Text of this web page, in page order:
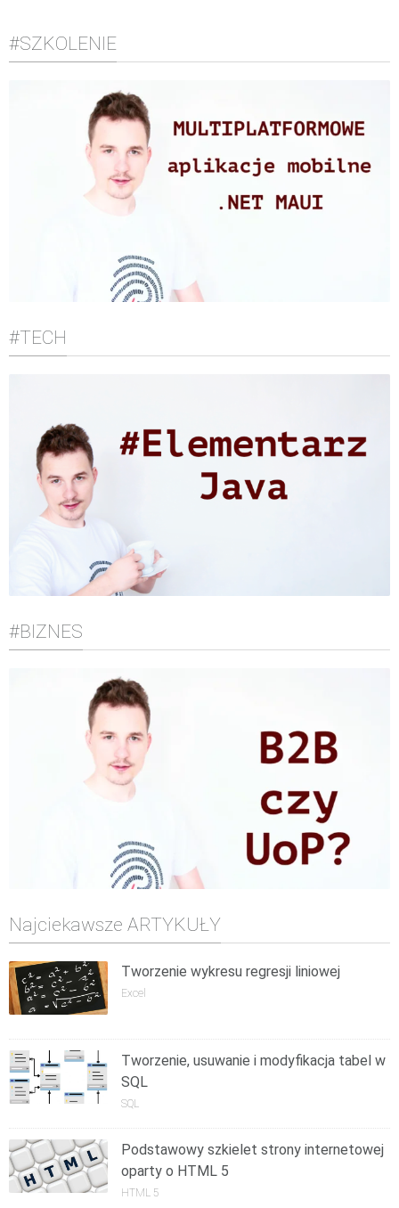
#SZKOLENIE
#TECH
#BIZNES
Najciekawsze ARTYKUŁY
Tworzenie wykresu regresji liniowej
Excel
Tworzenie, usuwanie i modyfikacja tabel w
SQL
SQL
Podstawowy szkielet strony internetowej
oparty o HTML 5
HTML 5